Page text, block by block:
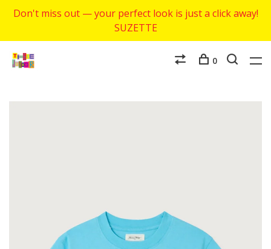
Don't miss out — your perfect look is just a click away!
SUZETTE
0